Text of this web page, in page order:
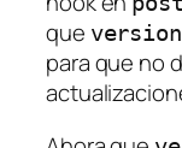
que
para que no